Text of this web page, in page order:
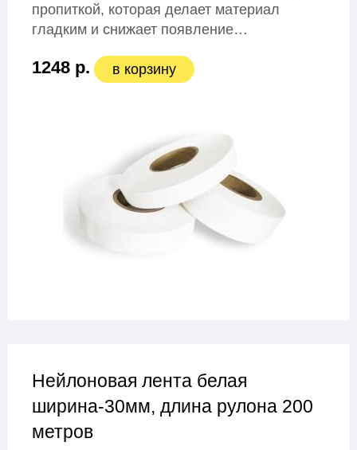
пропиткой, которая делает материал
гладким и снижает появление…
1248 р. в корзину
Нейлоновая лента белая
ширина-30мм, длина рулона 200
метров